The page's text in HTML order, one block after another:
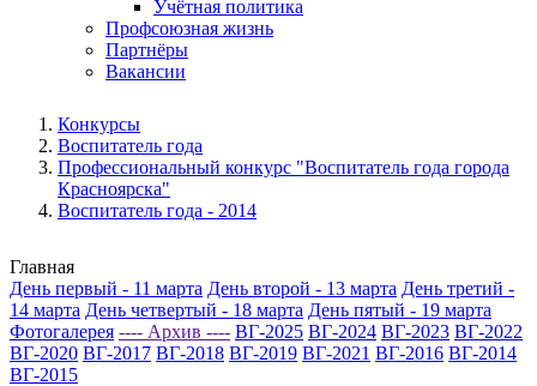
Учётная политика
Профсоюзная жизнь
Партнёры
Вакансии
Конкурсы
Воспитатель года
Профессиональный конкурс "Воспитатель года города
Красноярска"
Воспитатель года - 2014
Главная
День первый - 11 марта День второй - 13 марта День третий -
14 марта День четвертый - 18 марта День пятый - 19 марта
Фотогалерея ---- Архив ---- ВГ-2025 ВГ-2024 ВГ-2023 ВГ-2022
ВГ-2020 ВГ-2017 ВГ-2018 ВГ-2019 ВГ-2021 ВГ-2016 ВГ-2014
ВГ-2015